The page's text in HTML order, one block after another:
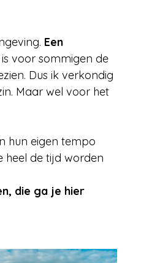
Een
voor sommigen de
Dus ik verkondig
Maar wel voor het
hun eigen tempo
heel de tijd worden
die ga je hier